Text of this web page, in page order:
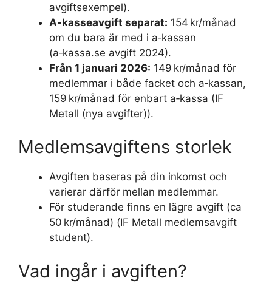
avgiftsexempel).
A‑kasseavgift separat: 154 kr/månad
om du bara är med i a‑kassan
(a‑kassa.se avgift 2024).
Från 1 januari 2026: 149 kr/månad för
medlemmar i både facket och a‑kassan,
159 kr/månad för enbart a‑kassa (IF
Metall (nya avgifter)).
Medlemsavgiftens storlek
Avgiften baseras på din inkomst och
varierar därför mellan medlemmar.
För studerande finns en lägre avgift (ca
50 kr/månad) (IF Metall medlemsavgift
student).
Vad ingår i avgiften?